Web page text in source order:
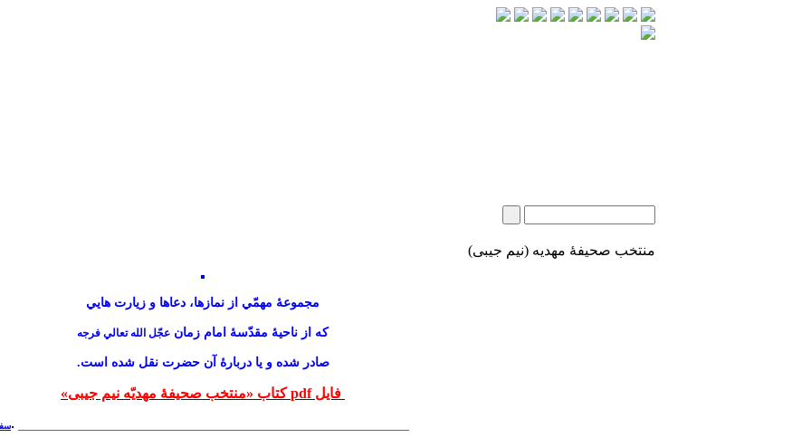
منتخب صحیفۀ مهدیه (نیم جیبی)
مجموعهٔ مهمّي از نمازها، دعاها و زيارت هايي
که از ناحيهٔ مقدّسهٔ امام زمان عجّل الله تعالي فرجه
صادر شده و يا دربارهٔ آن حضرت نقل شده است.
فایل pdf کتاب «منتخب صحیفۀ مهدیّه نیم جیبی»